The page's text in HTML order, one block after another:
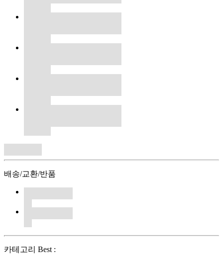
배송/교환/반품
카테고리 Best :